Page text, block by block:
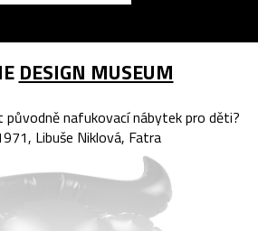
DESIGN MUSEUM
původně nafukovací nábytek pro děti?
Libuše Niklová, Fatra